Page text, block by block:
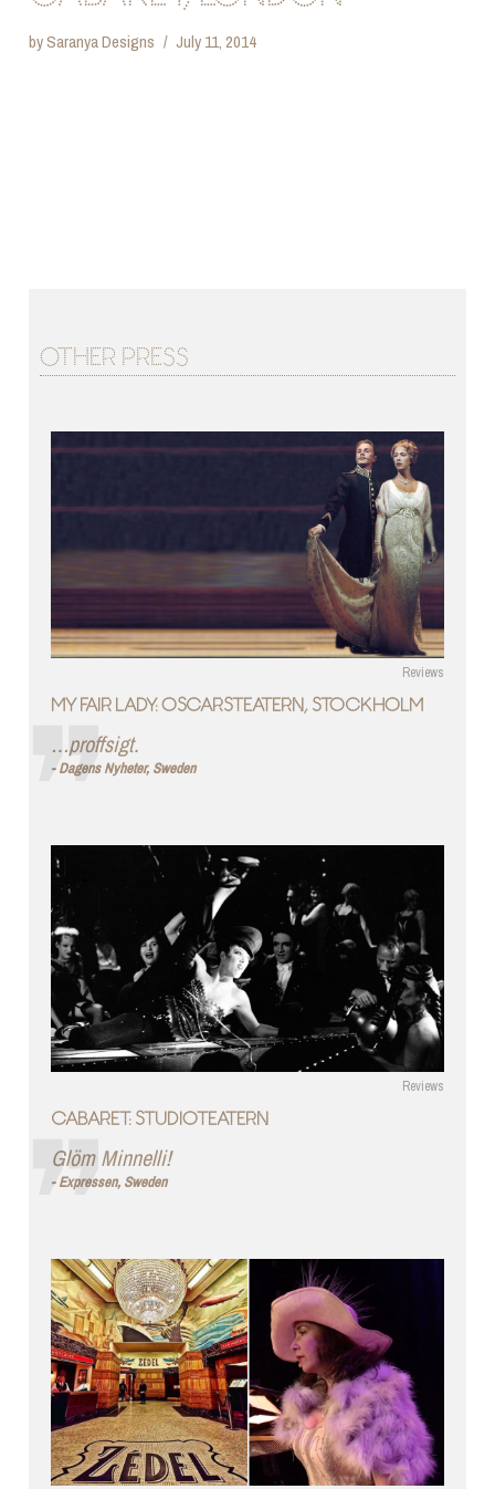
bySaranya Designs July 11, 2014
OTHER PRESS
Reviews
MY FAIR LADY: OSCARSTEATERN, STOCKHOLM
…proffsigt.
Dagens Nyheter, Sweden
Reviews
CABARET: STUDIOTEATERN
Glöm Minnelli!
Expressen, Sweden